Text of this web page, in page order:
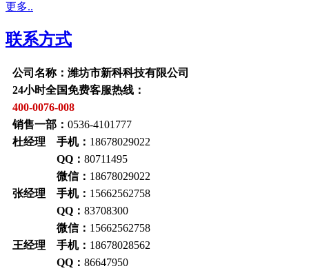
更多..
联系方式
公司名称：潍坊市新科科技有限公司
24小时全国免费客服热线：
400-0076-008
销售一部： 0536-4101777
杜经理 手机： 18678029022
QQ： 80711495
微信： 18678029022
张经理 手机： 15662562758
QQ： 83708300
微信： 15662562758
王经理 手机： 18678028562
QQ： 86647950